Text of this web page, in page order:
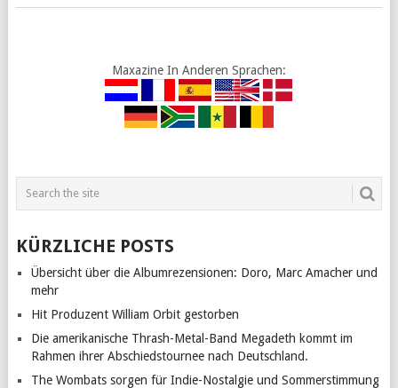
Maxazine In Anderen Sprachen:
KÜRZLICHE POSTS
Übersicht über die Albumrezensionen: Doro, Marc Amacher und
mehr
Hit Produzent William Orbit gestorben
Die amerikanische Thrash-Metal-Band Megadeth kommt im
Rahmen ihrer Abschiedstournee nach Deutschland.
The Wombats sorgen für Indie-Nostalgie und Sommerstimmung